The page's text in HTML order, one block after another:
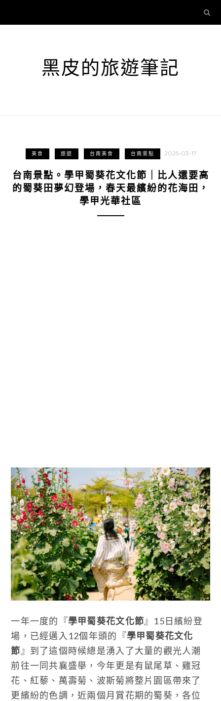
黑皮的旅遊筆記
美食 旅遊 台南美食 台南景點 2025-03-17
台南景點。學甲蜀葵花文化節｜比人還要高
的蜀葵田夢幻登場，春天最繽紛的花海田，
學甲光華社區
一年一度的『學甲蜀葵花文化節 』15日繽紛登
場，已經邁入12個年頭的『學甲蜀葵花文化
節 』到了這個時候總是湧入了大量的觀光人潮
前往一同共襄盛舉，今年更是有鼠尾草、雞冠
花、紅藜、萬壽菊、波斯菊將整片園區帶來了
更繽紛的色調，近兩個月賞花期的蜀葵，各位